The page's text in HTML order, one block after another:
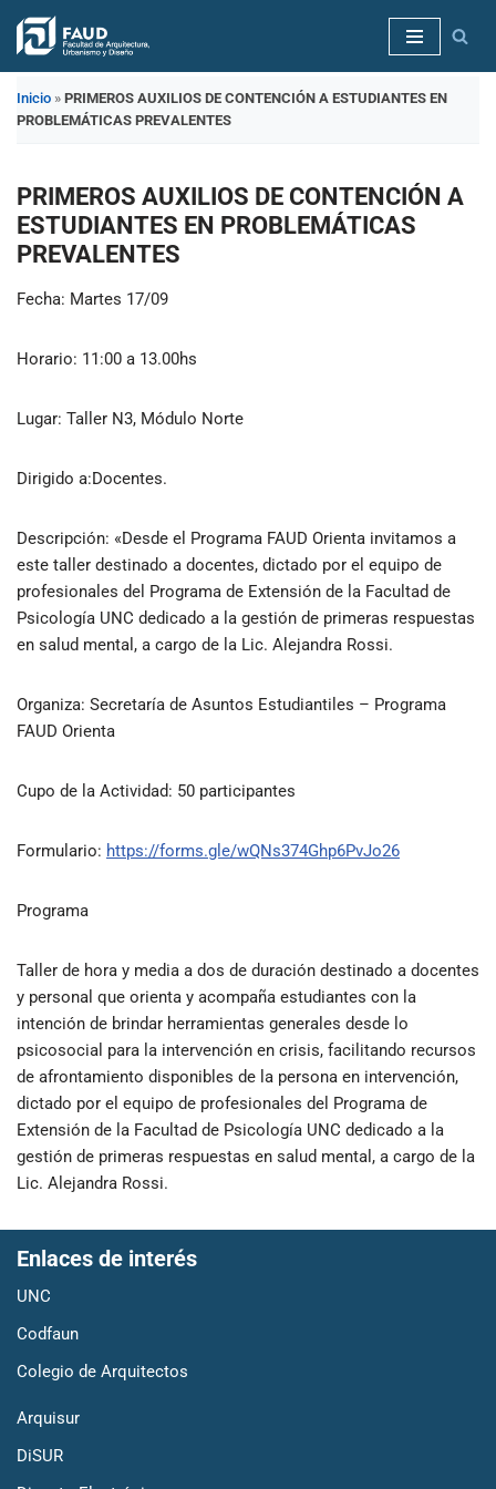
Saltar
contenido
Inicio » PRIMEROS AUXILIOS DE CONTENCIÓN A ESTUDIANTES EN
PROBLEMÁTICAS PREVALENTES
PRIMEROS AUXILIOS DE CONTENCIÓN A
ESTUDIANTES EN PROBLEMÁTICAS
PREVALENTES
Fecha: Martes 17/09
Horario: 11:00 a 13.00hs
Lugar: Taller N3, Módulo Norte
Dirigido a:Docentes.
Descripción: «Desde el Programa FAUD Orienta invitamos a
este taller destinado a docentes, dictado por el equipo de
profesionales del Programa de Extensión de la Facultad de
Psicología UNC dedicado a la gestión de primeras respuestas
en salud mental, a cargo de la Lic. Alejandra Rossi.
Organiza: Secretaría de Asuntos Estudiantiles – Programa
FAUD Orienta
Cupo de la Actividad: 50 participantes
Formulario: https://forms.gle/wQNs374Ghp6PvJo26
Programa
Taller de hora y media a dos de duración destinado a docentes
y personal que orienta y acompaña estudiantes con la
intención de brindar herramientas generales desde lo
psicosocial para la intervención en crisis, facilitando recursos
de afrontamiento disponibles de la persona en intervención,
dictado por el equipo de profesionales del Programa de
Extensión de la Facultad de Psicología UNC dedicado a la
gestión de primeras respuestas en salud mental, a cargo de la
Lic. Alejandra Rossi.
Enlaces de interés
UNC
Codfaun
Colegio de Arquitectos
Arquisur
DiSUR